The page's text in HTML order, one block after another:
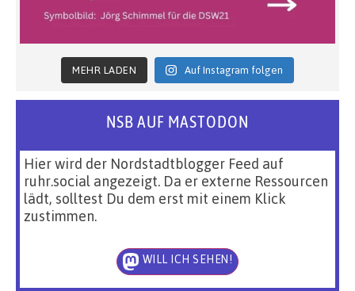
MEHR LADEN Auf Instagram folgen
NSB AUF MASTODON
Hier wird der Nordstadtblogger Feed auf
ruhr.social angezeigt. Da er externe Ressourcen
lädt, solltest Du dem erst mit einem Klick
zustimmen.
WILL ICH SEHEN!